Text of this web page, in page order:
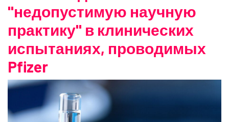
"недопустимую научную
практику" в клинических
испытаниях, проводимых
Pfizer